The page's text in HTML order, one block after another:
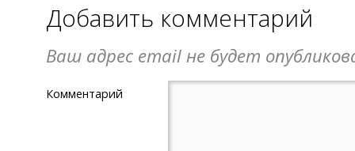
Добавить комментарий
Ваш адрес email не будет
Комментарий